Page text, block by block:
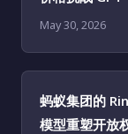
May 30, 2026
蚂蚁集团的
模型重塑开放